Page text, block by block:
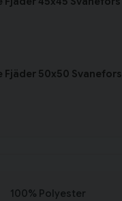
Fjäder 50x50 Svanefors
100% Polyester